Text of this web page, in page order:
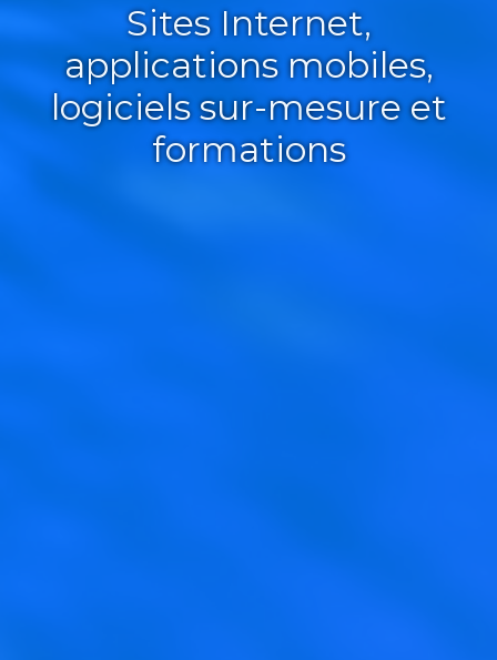
Sites Internet,
applications mobiles,
logiciels sur-mesure et
formations